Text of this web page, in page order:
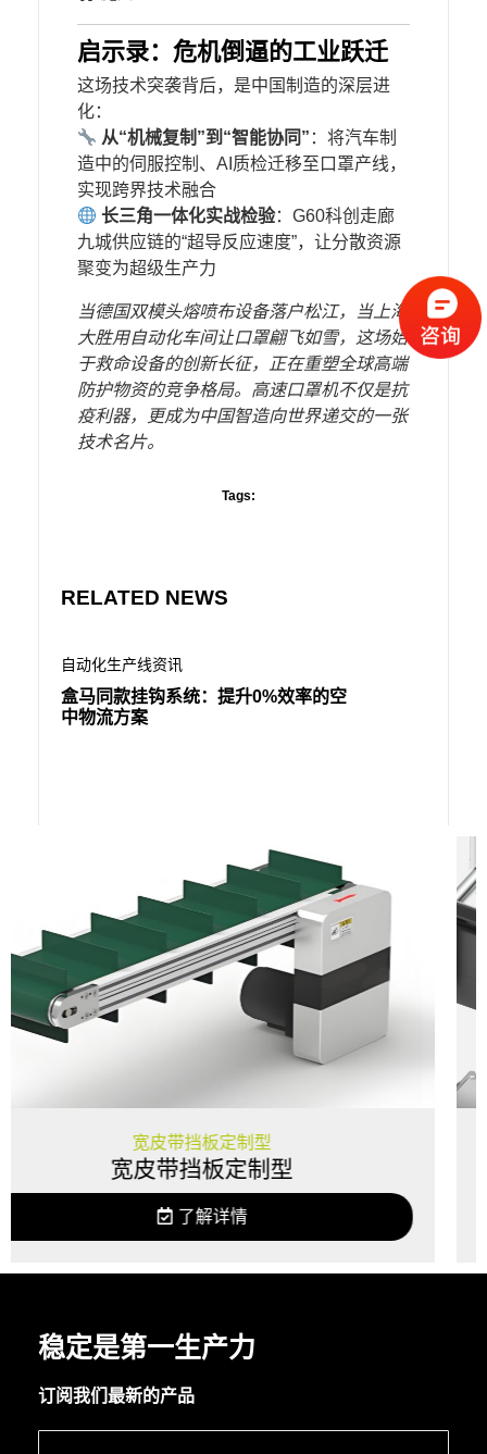
​启示录：危机倒逼的工业跃迁​
这场技术突袭背后，是中国制造的深层进
化：
​从“机械复制”到“智能协同”​ ​：将汽车制
造中的伺服控制、AI质检迁移至口罩产线，
实现跨界技术融合
​长三角一体化实战检验​​：G60科创走廊
九城供应链的“超导反应速度”，让分散资源
聚变为超级生产力
当德国双模头熔喷布设备落户松江，当上海
大胜用自动化车间让口罩翩飞如雪，这场始
于救命设备的创新长征，正在重塑全球高端
防护物资的竞争格局。高速口罩机不仅是抗
疫利器，更成为中国智造向世界递交的一张
技术名片。
Tags:
RELATED NEWS
自动化生产线资讯
盒马同款挂钩系统：提升0%效率的空
中物流方案
挡板定制型
稳定是第一生产力
订阅我们最新的产品